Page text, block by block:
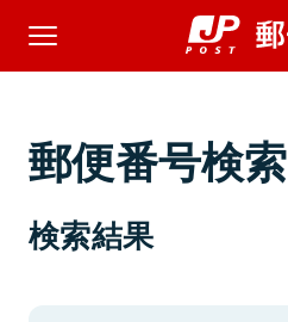
郵便番号検索
検索結果